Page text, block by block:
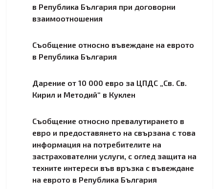
в Република България при договорни
взаимоотношения
Съобщение относно въвеждане на еврото
в Република България
Дарение от 10 000 евро за ЦПДС „Св. Св.
Кирил и Методий“ в Куклен
Съобщение относно превалутирането в
евро и предоставянето на свързана с това
информация на потребителите на
застрахователни услуги, с оглед защита на
техните интереси във връзка с въвеждане
на еврото в Република България